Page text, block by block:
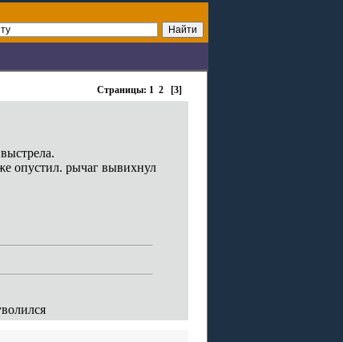
Страницы: 1 2 [3]
опустил. рычаг вывихнул